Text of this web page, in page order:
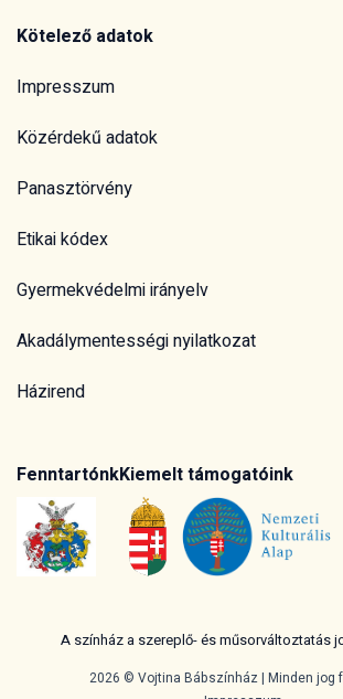
Kötelező adatok
Impresszum
Közérdekű adatok
Panasztörvény
Etikai kódex
Gyermekvédelmi irányelv
Akadálymentességi nyilatkozat
Házirend
FenntartónkKiemelt támogatóink
A színház a szereplő- és műsorváltoztatás
2026 © Vojtina Bábszínház | Minden jog